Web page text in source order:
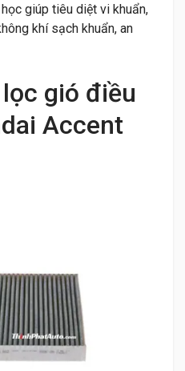
giúp tiêu diệt vi khuẩn,
khí sạch khuẩn, an
gió điều
Accent